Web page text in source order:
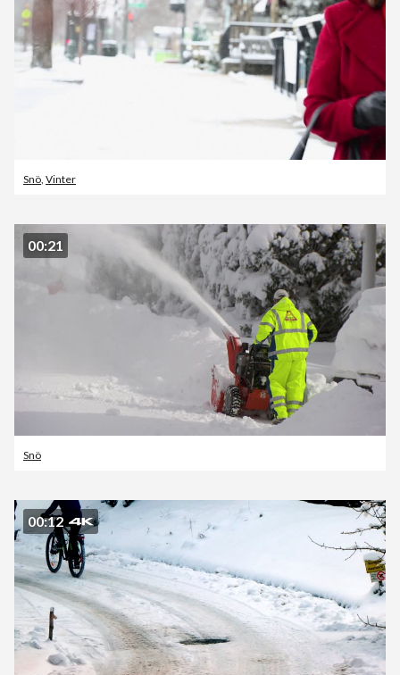
Snö Vinter
00:21
Snö
00:12